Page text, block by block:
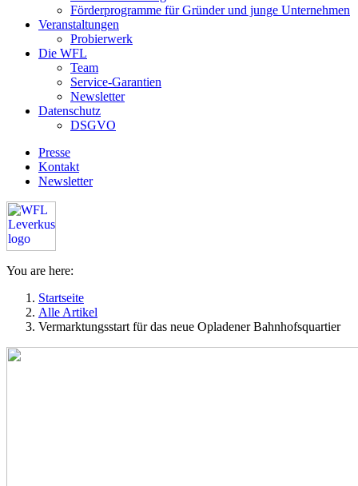
Förderprogramme für Gründer und junge Unternehmen
Veranstaltungen
Probierwerk
Die WFL
Team
Service-Garantien
Newsletter
Datenschutz
DSGVO
Presse
Kontakt
Newsletter
You are here:
Startseite
Alle Artikel
Vermarktungsstart für das neue Opladener Bahnhofsquartier